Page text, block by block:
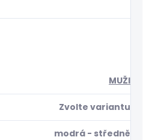
MUŽI
Zvolte variantu
modrá - středně